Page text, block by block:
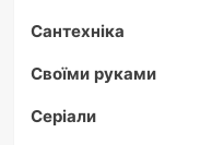
Сантехніка
Своїми руками
Серіали